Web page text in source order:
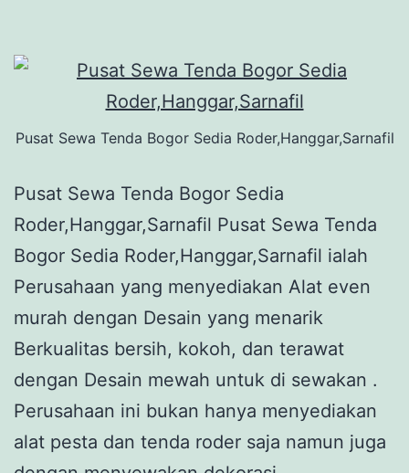
Pusat Sewa Tenda Bogor Sedia Roder,Hanggar,Sarnafil
Pusat Sewa Tenda Bogor Sedia
Roder,Hanggar,Sarnafil Pusat Sewa Tenda
Bogor Sedia Roder,Hanggar,Sarnafil ialah
Perusahaan yang menyediakan Alat even
murah dengan Desain yang menarik
Berkualitas bersih, kokoh, dan terawat
dengan Desain mewah untuk di sewakan .
Perusahaan ini bukan hanya menyediakan
alat pesta dan tenda roder saja namun juga